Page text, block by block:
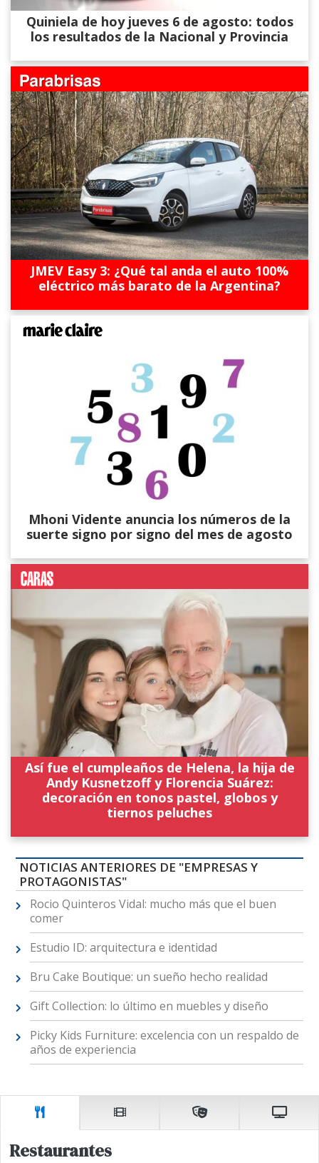
Quiniela de hoy jueves 6 de agosto: todos
los resultados de la Nacional y Provincia
JMEV Easy 3: ¿Qué tal anda el auto 100%
eléctrico más barato de la Argentina?
Mhoni Vidente anuncia los números de la
suerte signo por signo del mes de agosto
Así fue el cumpleaños de Helena, la hija de
Andy Kusnetzoff y Florencia Suárez:
decoración en tonos pastel, globos y
tiernos peluches
NOTICIAS ANTERIORES DE "EMPRESAS Y
PROTAGONISTAS"
Rocio Quinteros Vidal: mucho más que el buen
comer
Estudio ID: arquitectura e identidad
Bru Cake Boutique: un sueño hecho realidad
Gift Collection: lo último en muebles y diseño
Picky Kids Furniture: excelencia con un respaldo de
años de experiencia
Restaurantes